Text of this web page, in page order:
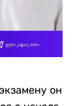
он